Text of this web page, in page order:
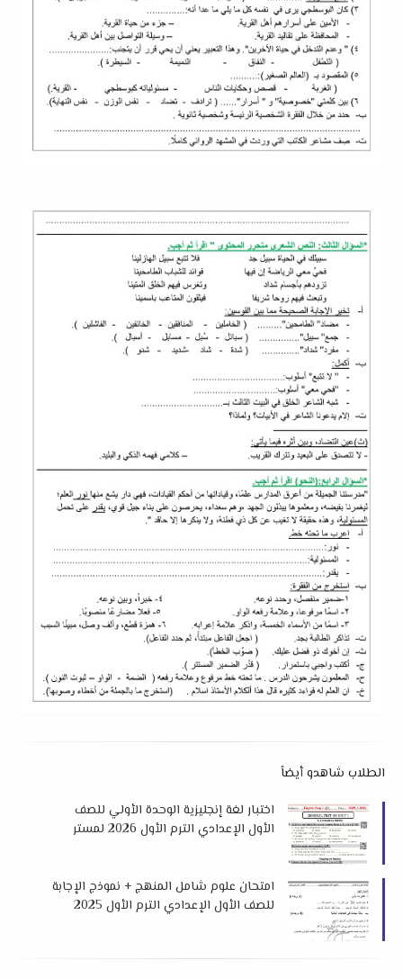
الطلاب شاهدو أيضاً
اختبار لغة إنجليزية الوحدة الأولي للصف
الأول الإعدادي الترم الأول 2026 لمستر
امتحان علوم شامل المنهج + نموذج الإجابة
للصف الأول الإعدادي الترم الأول 2025